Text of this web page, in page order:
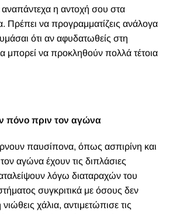
αναπάντεχα η αντοχή σου στα
Πρέπει να προγραμματίζεις ανάλογα
ότι αν αφυδατωθείς στη
μπορεί να προκληθούν πολλά τέτοια
πόνο πριν τον αγώνα
παυσίπονα, όπως ασπιρίνη και
αγώνα έχουν τις διπλάσιες
λόγω διαταραχών του
συγκριτικά με όσους δεν
χάλια, αντιμετώπισε τις